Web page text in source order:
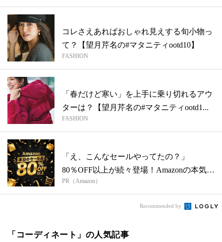
コレさえあればおしゃれ見えする旬小物っ
て？【望月芹名の#マタニティootd10】
FASHION
「春だけど寒い」を上手に乗り切れるアウ
ターは？【望月芹名の#マタニティootd1...
FASHION
「え、こんなセールやってたの？」
80％OFF以上が続々登場！Amazonの本気
が...
PR（Amazon）
Recommended by
「コーディネート」の人気記事